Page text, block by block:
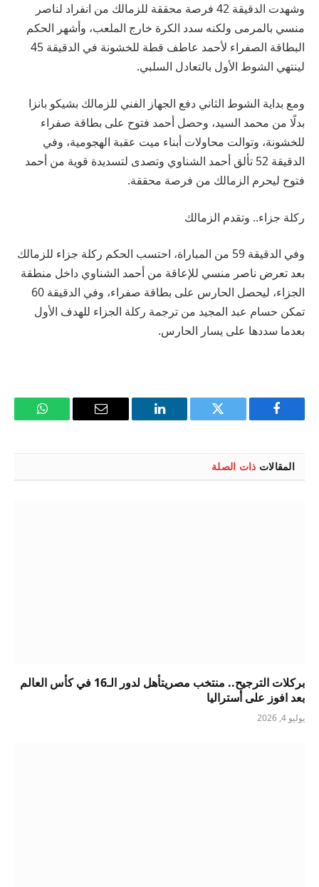
وشهدت الدقيقة 42 فرصة محققة للزمالك من انفراد لناصر
منسي بالمرمى ولكنه سدد الكرة خارج الملعب، وأشهر الحكم
البطاقة الصفراء لأحمد عاطف قطة للخشونة في الدقيقة 45
لينتهي الشوط الأول بالتعادل السلبي.
ومع بداية الشوط الثاني دفع الجهاز الفني للزمالك بشيكو بانزا
بدلًا من محمد السيد، وحصل أحمد فتوح على بطاقة صفراء
للخشونة، وتوالت محاولات أبناء ميت عقبة الهجومية، وفي
الدقيقة 52 تألق أحمد الشناوي وتصدى لتسديدة قوية من أحمد
فتوح ليحرم الزمالك من فرصة محققة.
ركلة جزاء.. وتقدم الزمالك
وفي الدقيقة 59 من المباراة، احتسب الحكم ركلة جزاء للزمالك
بعد تعرض ناصر منسي للإعاقة من أحمد الشناوي داخل منطقة
الجزاء، ليحصل الحارس على بطاقة صفراء، وفي الدقيقة 60
تمكن حسام عبد المجيد من ترجمة ركلة الجزاء للهدف الأول
بعدما سددها على يسار الحارس.
فيسبوك تويتر لينكدإن
البريد
واتساب
المقالات ذات الصلة
بركلات الترجيح.. منتخب مصريتأهل لدور الـ16 في كأس العالم
بعد افوز على أستراليا
يوليو 4, 2026